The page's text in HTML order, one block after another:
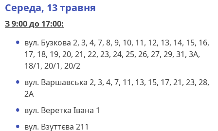
Середа, 13 травня
З 9:00 до 17:00:
вул. Бузкова 2, 3, 4, 7, 8, 9, 10, 11, 12, 13, 14, 15, 16,
17, 18, 19, 20, 21, 22, 23, 24, 25, 26, 27, 29, 31, 3А,
18/1, 20/1, 20/2
вул. Варшавська 2, 3, 4, 7, 11, 13, 15, 17, 21, 23, 28,
2А
вул. Веретка Івана 1
вул. Взуттєва 211